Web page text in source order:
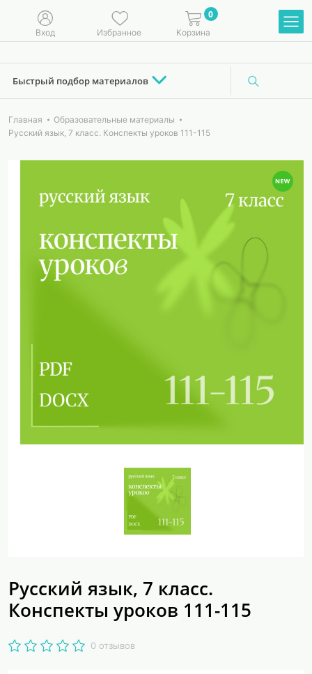
Вход Избранное
0
Корзина
Быстрый подбор материалов
Главная
Образовательные материалы
Русский язык, 7 класс. Конспекты уроков 111-115
Русский язык, 7 класс.
Конспекты уроков 111-115
0 отзывов